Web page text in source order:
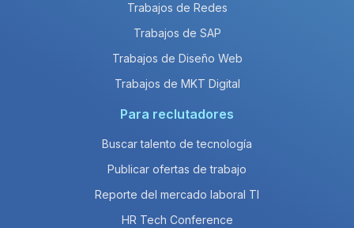
Trabajos de Redes
Trabajos de SAP
Trabajos de Diseño Web
Trabajos de MKT Digital
Para reclutadores
Buscar talento de tecnología
Publicar ofertas de trabajo
Reporte del mercado laboral TI
HR Tech Conference